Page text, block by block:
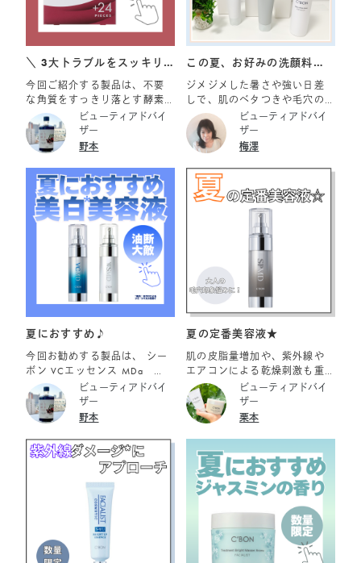
原因】 ・皮脂の過剰分泌 ・乾
燥 ・肌のもたつき 汚れを落と
すスクラブケアと毛穴の引き
締めハリ感をUPするパックケ
アが 同時にできるスクラブ入
らなめらかな肌に整えましょ
う！ ◇特長 ・2種類のスクラ
ブで古い角質汚れをスッキリ
除去 ・パック効果によりふっ
くらとなめらかな肌へ ・週に1
チャー やさしい肌あたりのス
クラブとなめらかなクリーム
―――――――――――――
― シーボン マスクアウェイク
ン 80ｇ 8,800円（税込）
＼ 3大トラブルをスッキリ
OFF！ ／
今回ご紹介する製品は、不要
な角質をすっきり落とす酵素
洗顔料 フェイシャリスト ファ
ーメントパウダーa です。 お
肌の「ザラザラ（角栓）」
まり（毛穴）」にしっかりア
プローチします。 ◆1. 酵素の
チカラでマイルドに分解オフ
タンパク質分解酵素「プロテ
アーゼ（整肌成分）」を採
用。水だけでは落とせない不
要な古い角質（タンパク質）
を優しく分解して取り除きま
す。糖質や脂質には反応しな
いため、肌に負担をかけにく
いマイルドな仕様です。 ◆2.
洗い上がりはしっかり「つる
柿にも含まれる保湿成分「マ
ンニトール」をプラス。不要
な汚れをしっかり落としなが
らも必要なうるおいは守るた
め、つっぱり感のない、みず
す。 ◆3. フレッシュな個包装
タイプ 酵素は水分や空気に触
れると徐々に力が弱まってし
まうデリケートな成分です。
使う直前まで鮮度をキープで
きるよう、1回分ずつの使い切
り個包装になっています。 め
んどくさがりの私もこれだけ
ビューティアドバイ
ザー
野本
この夏、お好みの洗顔料は
どのタイプ？
ジメジメした暑さや強い日差
しで、肌のベタつきや毛穴の
詰まりが気になる季節です。
「夏だからとにかくスッキリ
洗いたい！」と思う一方で、
よる乾燥も気になりますよ
ね。 今回おススメする洗顔料
は肌悩みやシーンにあわせて
選べる3タイプ。自分の肌タイ
プやその日の気分に合わせ
てみてくださいね。 ■フェイ
シャリスト モイストベールウ
ォッシュ 「夏でも洗顔後は肌
がつっぱる」「エアコンの乾
燥が気になる」という方に
は、こちらがイチオシです。
配合のエアリーな泡 • 洗い上
がり： しっとり、すべすべ •
香り： みずみずしいグリーン
フローラルの香り デリケート
な夏の肌をふんわりエアリー
は守りながらも優しい使用感
で洗い上げてくれます。洗う
たびにホッとするような、心
地いい香りに包まれます！ ■
フェイシャリスト クリアクレ
イウォッシュ 「とにかく皮脂
テカリをどうにかした
い！」「毛穴のざらつきが気
ビューティアドバイ
ザー
梅澤
夏におすすめ♪
今回お勧めする製品は、 シー
ボン VCエッセンス MDa
￥15,950（税込） シーボン
ホワイトスムージングエッセ
ンス MDS ￥15,950（税込）
MDaは、 水溶性でさらりと爽
かな使い心地の薬用美白*美
容液です。 メラニンの生成を
抑制する有効成分ビタミンC誘
導体*と 有効成分グリチルリチ
ン酸ジカリウムが配合されて
いるため、 日やけによるシ
ミ・ソバカスを防ぎ、肌を健
かに保ちます。 シーボン ホ
ビューティアドバイ
ザー
野本
夏の定番美容液★
肌の皮脂量増加や、紫外線
エアコンによる乾燥刺激も重
なり、インナードライや毛穴
トラブルで肌悩みも深刻化…
そんな悩みに寄り添う、毛穴
美容液をご紹介します！ ご紹
介アイテム ☑シーボン スムー
スポアエッセンス MD 35ｍ
L/￥15,950 2026年7月1日
無くなり次第終了となります
ビューティアドバイ
ザー
栗本